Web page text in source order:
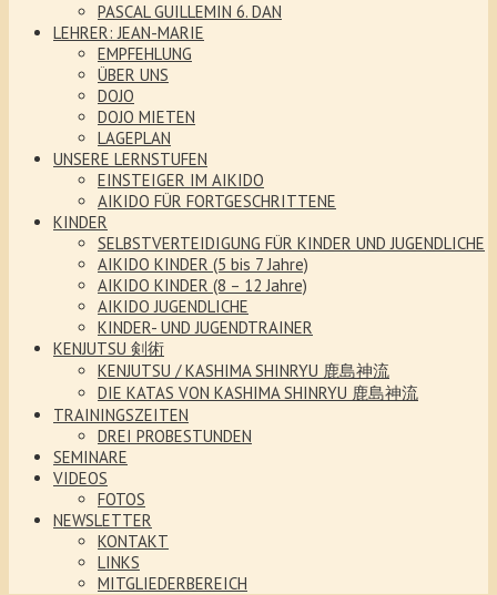
PASCAL GUILLEMIN 6. DAN
LEHRER: JEAN-MARIE
EMPFEHLUNG
ÜBER UNS
DOJO
DOJO MIETEN
LAGEPLAN
UNSERE LERNSTUFEN
EINSTEIGER IM AIKIDO
AIKIDO FÜR FORTGESCHRITTENE
KINDER
SELBSTVERTEIDIGUNG FÜR KINDER UND JUGENDLICHE
AIKIDO KINDER (5 bis 7 Jahre)
AIKIDO KINDER (8 – 12 Jahre)
AIKIDO JUGENDLICHE
KINDER- UND JUGENDTRAINER
KENJUTSU 剣術
KENJUTSU / KASHIMA SHINRYU 鹿島神流
DIE KATAS VON KASHIMA SHINRYU 鹿島神流
TRAININGSZEITEN
DREI PROBESTUNDEN
SEMINARE
VIDEOS
FOTOS
NEWSLETTER
KONTAKT
LINKS
MITGLIEDERBEREICH